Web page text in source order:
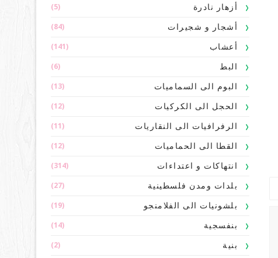
أزهار نادرة (5)
أشجار و شجيرات (84)
أعشاب (141)
البط (6)
البوم الى السماميات (13)
الحجل الى الكركيات (12)
الرفرافيات الى النقاريات (11)
القطا الى الحماميات (12)
انتهاكات و اعتداءات (314)
بلدات ومدن فلسطينية (27)
بلشونيات الى الفلامنجو (19)
بنفسجية (14)
بنية (2)